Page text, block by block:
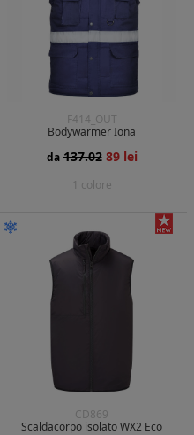
F414_OUT
Bodywarmer Iona
da 137.02 89 lei
1 colore
CD869
Scaldacorpo isolato WX2 Eco